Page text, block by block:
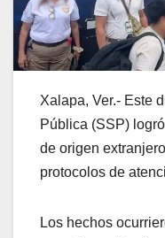
Xalapa, Ver.- Este
Pública (SSP)
de origen
protocolos de
Los hechos